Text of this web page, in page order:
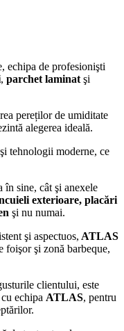
echipa de profesionişti
, parchet laminat şi
pereților de umiditate
alegerea ideală.
tehnologii moderne, ce
în sine, cât şi anexele
exterioare, placări
şi nu numai.
şi aspectuos, ATLAS
foişor şi zonă barbeque,
clientului, este
echipa ATLAS, pentru